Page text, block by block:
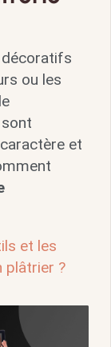
ou les
et
et les
plâtrier ?